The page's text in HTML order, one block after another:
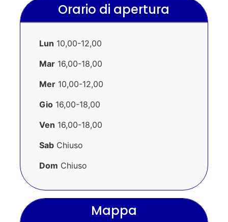
Orario di apertura
Lun 10,00-12,00
Mar16,00-18,00
Mer10,00-12,00
Gio16,00-18,00
Ven 16,00-18,00
SabChiuso
Dom Chiuso
Mappa